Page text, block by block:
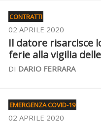
CONTRATTI
02 APRILE 2020
Il datore risarcisce
ferie alla vigilia
DI DARIO FERRARA
EMERGENZA COVID-19
02 APRILE 2020